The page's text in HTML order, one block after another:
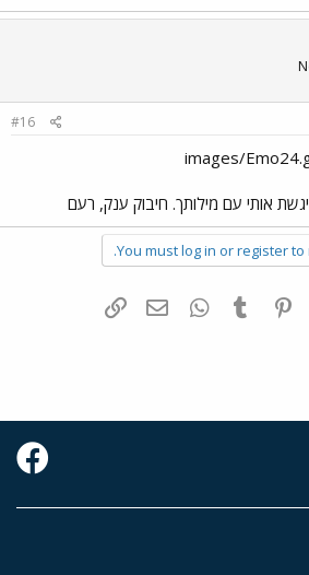
#16
אותי עם מילותך. חיבוק ענק, רעם
You must log in or register to
Reddit
Pinterest
Tumblr
WhatsAppדואר אלקטרוני